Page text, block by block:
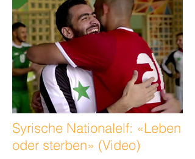
Syrische Nationalelf: «Leben
oder sterben» (Video)